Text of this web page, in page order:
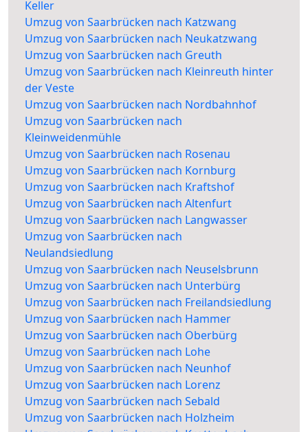
Keller
Umzug von Saarbrücken nach Katzwang
Umzug von Saarbrücken nach Neukatzwang
Umzug von Saarbrücken nach Greuth
Umzug von Saarbrücken nach Kleinreuth hinter
der Veste
Umzug von Saarbrücken nach Nordbahnhof
Umzug von Saarbrücken nach
Kleinweidenmühle
Umzug von Saarbrücken nach Rosenau
Umzug von Saarbrücken nach Kornburg
Umzug von Saarbrücken nach Kraftshof
Umzug von Saarbrücken nach Altenfurt
Umzug von Saarbrücken nach Langwasser
Umzug von Saarbrücken nach
Neulandsiedlung
Umzug von Saarbrücken nach Neuselsbrunn
Umzug von Saarbrücken nach Unterbürg
Umzug von Saarbrücken nach Freilandsiedlung
Umzug von Saarbrücken nach Hammer
Umzug von Saarbrücken nach Oberbürg
Umzug von Saarbrücken nach Lohe
Umzug von Saarbrücken nach Neunhof
Umzug von Saarbrücken nach Lorenz
Umzug von Saarbrücken nach Sebald
Umzug von Saarbrücken nach Holzheim